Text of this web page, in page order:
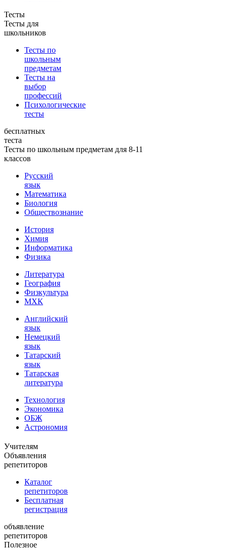
Тесты
Тесты для
школьников
Тесты по
школьным
предметам
Тесты на
выбор
профессий
Психологические
тесты
бесплатных
теста
Тесты по школьным предметам для 8-11
классов
Русский
язык
Математика
Биология
Обществознание
История
Химия
Информатика
Физика
Литература
География
Физкультура
МХК
Английский
язык
Немецкий
язык
Татарский
язык
Татарская
литература
Технология
Экономика
ОБЖ
Астрономия
Учителям
Объявления
репетиторов
Каталог
репетиторов
Бесплатная
регистрация
объявление
репетиторов
Полезное